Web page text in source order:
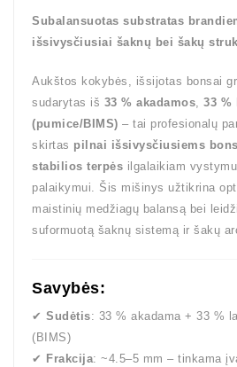
Subalansuotas substratas
išsivysčiusiai šaknų bei šakų
Aukštos kokybės, išsijotas bonsai
sudarytas iš 33 % akadamos, 33 %
(pumice/BIMS) – tai profesionalų
skirtas pilnai išsivysčiusiems
stabilios terpės ilgalaikiam
palaikymui. Šis mišinys užtikrina
maistinių medžiagų balansą bei
suformuotą šaknų sistemą ir šakų
Savybės:
✔ Sudėtis: 33 % akadama + 33 %
(BIMS)
✔ Frakcija: ~4.5–5 mm – tinkama